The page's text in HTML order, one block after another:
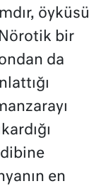
öyküsü
Nörotik bir
da
en